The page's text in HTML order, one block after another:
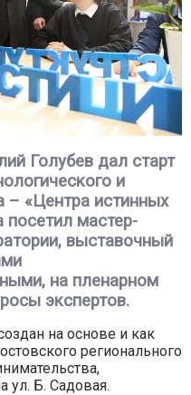
Голубев дал старт
и
– «Центра истинных
посетил мастер-
выставочный
на пленарном
экспертов.
на основе и как
регионального
ул. Б. Садовая.